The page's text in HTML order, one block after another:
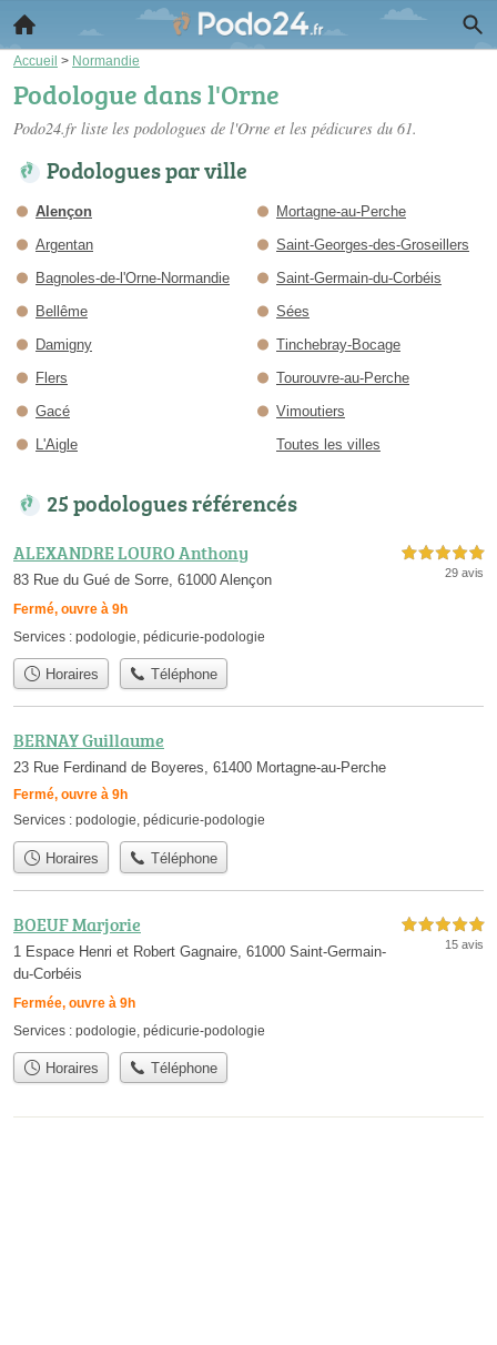
Accueil > Normandie
Podologue dans l'Orne
Podo24.fr liste les podologues de l'Orne et les pédicures du 61.
Podologues par ville
Alençon
Argentan
Bagnoles-de-l'Orne-Normandie
Bellême
Damigny
Flers
Gacé
L'Aigle
Mortagne-au-Perche
Saint-Georges-des-Groseillers
Saint-Germain-du-Corbéis
Sées
Tinchebray-Bocage
Tourouvre-au-Perche
Vimoutiers
Toutes les villes
25 podologues référencés
ALEXANDRE LOURO Anthony
83 Rue du Gué de Sorre, 61000 Alençon
Fermé, ouvre à 9h
5,0 étoiles sur 5
29 avis
Services : podologie, pédicurie-podologie
Horaires Téléphone
BERNAY Guillaume
23 Rue Ferdinand de Boyeres, 61400 Mortagne-au-Perche
Fermé, ouvre à 9h
Services : podologie, pédicurie-podologie
Horaires Téléphone
BOEUF Marjorie
1 Espace Henri et Robert Gagnaire, 61000 Saint-Germain-
du-Corbéis
Fermée, ouvre à 9h
5,0 étoiles sur 5
15 avis
Services : podologie pédicurie-podologie
Horaires Téléphone